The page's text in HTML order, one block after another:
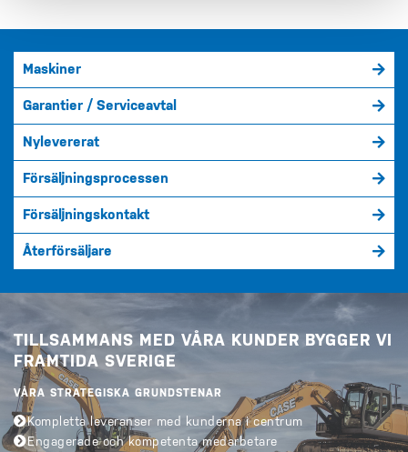
Maskiner
Garantier / Serviceavtal
Nylevererat
Försäljningsprocessen
Försäljningskontakt
Återförsäljare
TILLSAMMANS MED VÅRA KUNDER BYGGER VI
FRAMTIDA SVERIGE
VÅRA STRATEGISKA GRUNDSTENAR
Kompletta leveranser med kunderna i centrum
Engagerade och kompetenta medarbetare